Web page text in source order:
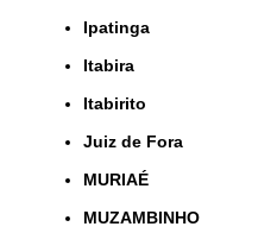
Ipatinga
Itabira
Itabirito
Juiz de Fora
MURIAÉ
MUZAMBINHO